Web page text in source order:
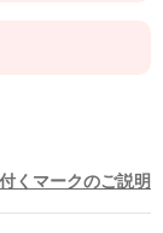
くマークのご説明